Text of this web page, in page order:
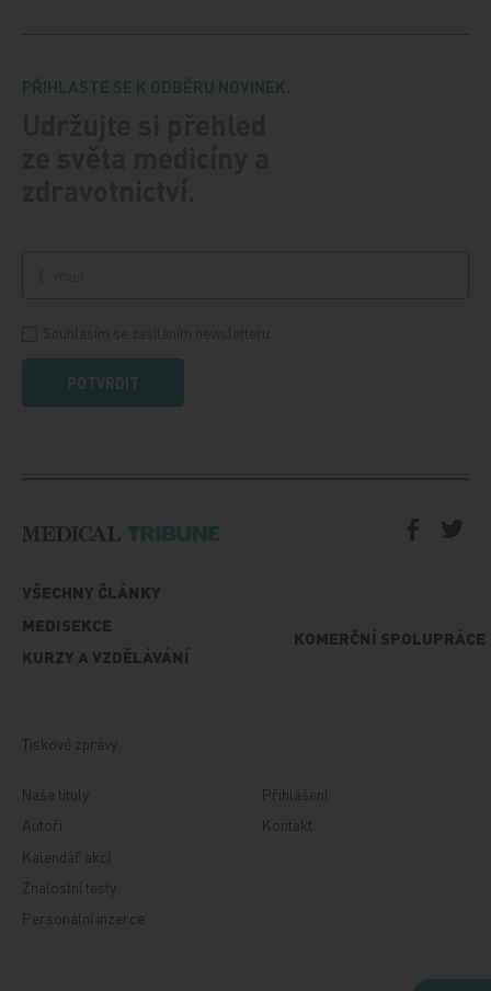
PŘIHLASTE SE K ODBĚRU NOVINEK.
POTVRDIT
VŠECHNY ČLÁNKY
MEDISEKCE
KURZY A VZDĚLÁVÁNÍ
KOMERČNÍ SPOLUPRÁCE
Tiskové zprávy
Naše tituly
Autoři
Kalendář akcí
Znalostní testy
Personální inzerce
Přihlášení
Kontakt